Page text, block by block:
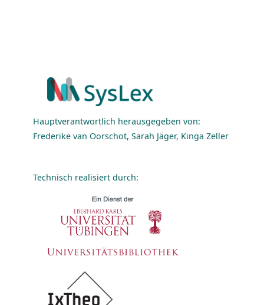
Hauptverantwortlich herausgegeben von:
Frederike van Oorschot, Sarah Jäger, Kinga Zeller
Technisch realisiert durch: